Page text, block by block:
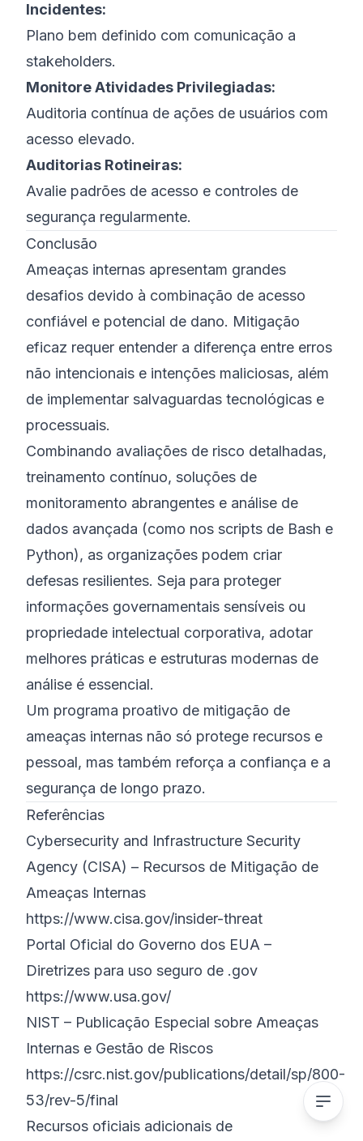
Incidentes:
Plano bem definido com comunicação a
stakeholders.
Monitore Atividades Privilegiadas:
Auditoria contínua de ações de usuários com
acesso elevado.
Auditorias Rotineiras:
Avalie padrões de acesso e controles de
segurança regularmente.
Conclusão
Ameaças internas apresentam grandes
desafios devido à combinação de acesso
confiável e potencial de dano. Mitigação
eficaz requer entender a diferença entre erros
não intencionais e intenções maliciosas, além
de implementar salvaguardas tecnológicas e
processuais.
Combinando avaliações de risco detalhadas,
treinamento contínuo, soluções de
monitoramento abrangentes e análise de
dados avançada (como nos scripts de Bash e
Python), as organizações podem criar
defesas resilientes. Seja para proteger
informações governamentais sensíveis ou
propriedade intelectual corporativa, adotar
melhores práticas e estruturas modernas de
análise é essencial.
Um programa proativo de mitigação de
ameaças internas não só protege recursos e
pessoal, mas também reforça a confiança e a
segurança de longo prazo.
Referências
Cybersecurity and Infrastructure Security
Agency (CISA) – Recursos de Mitigação de
Ameaças Internas
https://www.cisa.gov/insider-threat
Portal Oficial do Governo dos EUA –
Diretrizes para uso seguro de .gov
https://www.usa.gov/
NIST – Publicação Especial sobre Ameaças
Internas e Gestão de Riscos
https://csrc.nist.gov/publications/detail/sp/800-
53/rev-5/final
Recursos oficiais adicionais de